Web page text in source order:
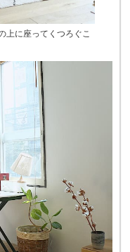
上に座ってくつろぐこ